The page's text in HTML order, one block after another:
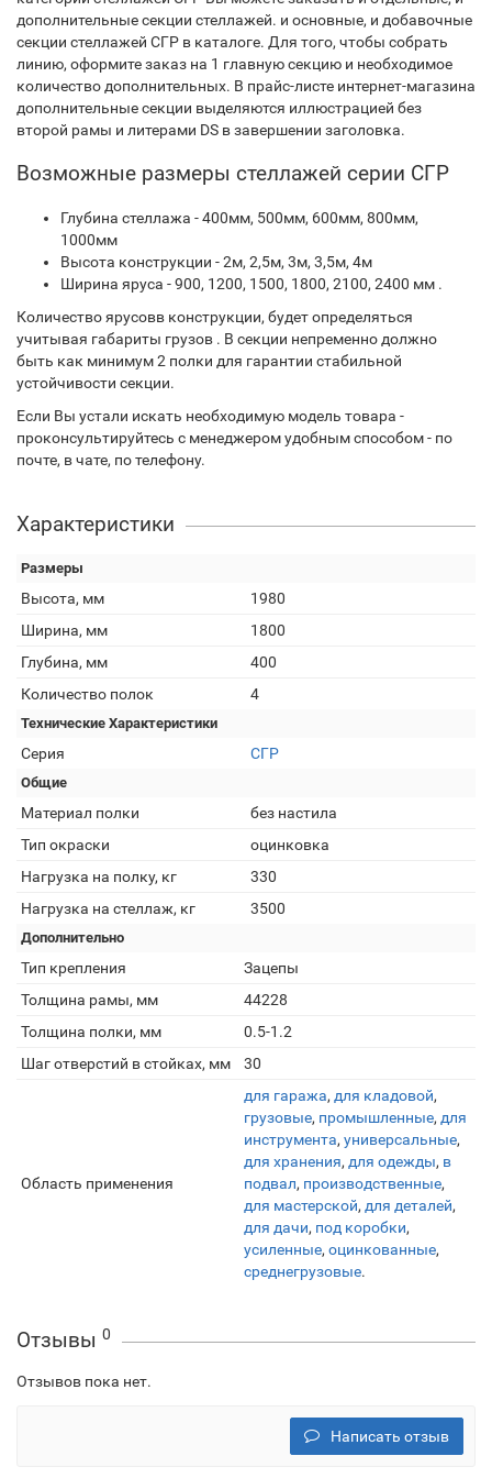
дополнительные секции стеллажей. и основные, и добавочные
секции стеллажей СГР в каталоге. Для того, чтобы собрать
линию, оформите заказ на 1 главную секцию и необходимое
количество дополнительных. В прайс-листе интернет-магазина
дополнительные секции выделяются иллюстрацией без
второй рамы и литерами DS в завершении заголовка.
Возможные размеры стеллажей серии СГР
Глубина стеллажа - 400мм, 500мм, 600мм, 800мм,
1000мм
Высота конструкции - 2м, 2,5м, 3м, 3,5м, 4м
Ширина яруса - 900, 1200, 1500, 1800, 2100, 2400 мм .
Количество ярусовв конструкции, будет определяться
учитывая габариты грузов . В секции непременно должно
быть как минимум 2 полки для гарантии стабильной
устойчивости секции.
Если Вы устали искать необходимую модель товара -
проконсультируйтесь с менеджером удобным способом - по
почте, в чате, по телефону.
Характеристики
Размеры
Высота, мм
1980
Ширина, мм
1800
Глубина, мм
400
Количество полок
4
Технические Характеристики
Серия СГР
Общие
Материал полки
без настила
Тип окраски
оцинковка
Нагрузка на полку, кг
330
Нагрузка на стеллаж, кг
3500
Дополнительно
Тип крепления
Зацепы
Толщина рамы, мм
44228
Толщина полки, мм
0.5-1.2
Шаг отверстий в стойках, мм
30
Область применения
для гаража, для кладовой,
грузовые, промышленные, для
инструмента, универсальные,
для хранения, для одежды, в
подвал, производственные,
для мастерской, для деталей,
для дачи, под коробки,
усиленные, оцинкованные,
среднегрузовые.
Отзывы 0
Отзывов пока нет.
Написать отзыв